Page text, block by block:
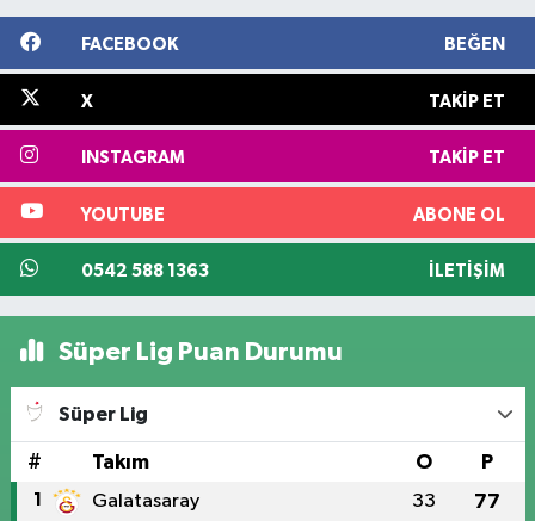
FACEBOOK BEĞEN
X TAKIP ET
INSTAGRAM TAKIP ET
YOUTUBE ABONE OL
0542 588 1363 İLETIŞIM
Süper Lig Puan Durumu
Süper Lig
# Takım O P
1 Galatasaray 33 77